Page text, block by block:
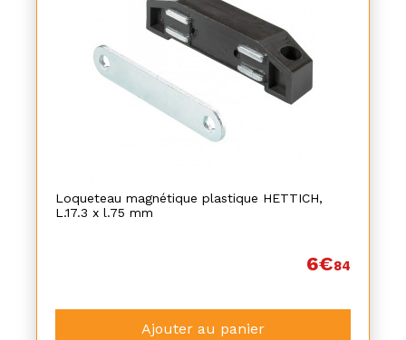
Loqueteau magnétique plastique HETTICH,
L.17.3 x l.75 mm
6€84
Ajouter au panier